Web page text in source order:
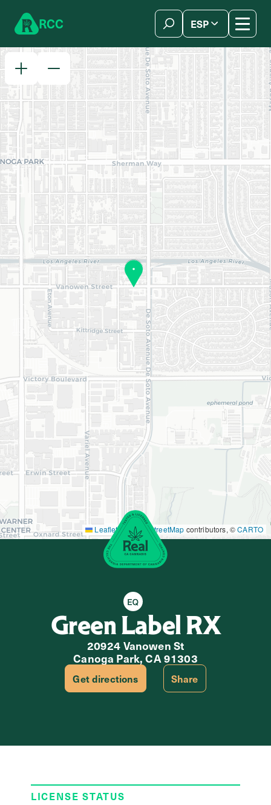
RCC ESP
Leaflet|©OpenStreetMap contributors, ©CARTO
Equity Retailer
Green Label RX
20924 Vanowen St
Canoga Park, CA 91303
Get directions Share
LICENSE STATUS